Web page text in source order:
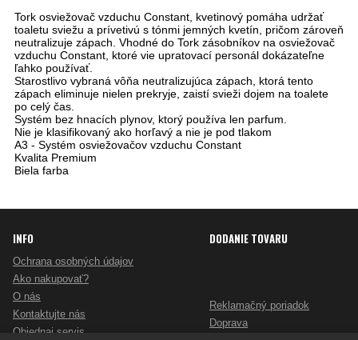
Tork osviežovač vzduchu Constant, kvetinový pomáha udržať
toaletu sviežu a prívetivú s tónmi jemných kvetín, pričom zároveň
neutralizuje zápach. Vhodné do Tork zásobníkov na osviežovač
vzduchu Constant, ktoré vie upratovací personál dokázateľne
ľahko používať.
Starostlivo vybraná vôňa neutralizujúca zápach, ktorá tento
zápach eliminuje nielen prekryje, zaistí svieži dojem na toalete
po celý čas.
Systém bez hnacích plynov, ktorý používa len parfum.
Nie je klasifikovaný ako horľavý a nie je pod tlakom
A3 - Systém osviežovačov vzduchu Constant
Kvalita Premium
Biela farba
INFO DODANIE TOVARU
Ochrana osobných údajov
Ako nakupovať?
O nás
Kontaktujte nás
Objednaj servis
Reklamačný poriadok
Doprava